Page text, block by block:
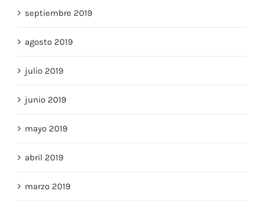
septiembre 2019
agosto 2019
julio 2019
junio 2019
mayo 2019
abril 2019
marzo 2019